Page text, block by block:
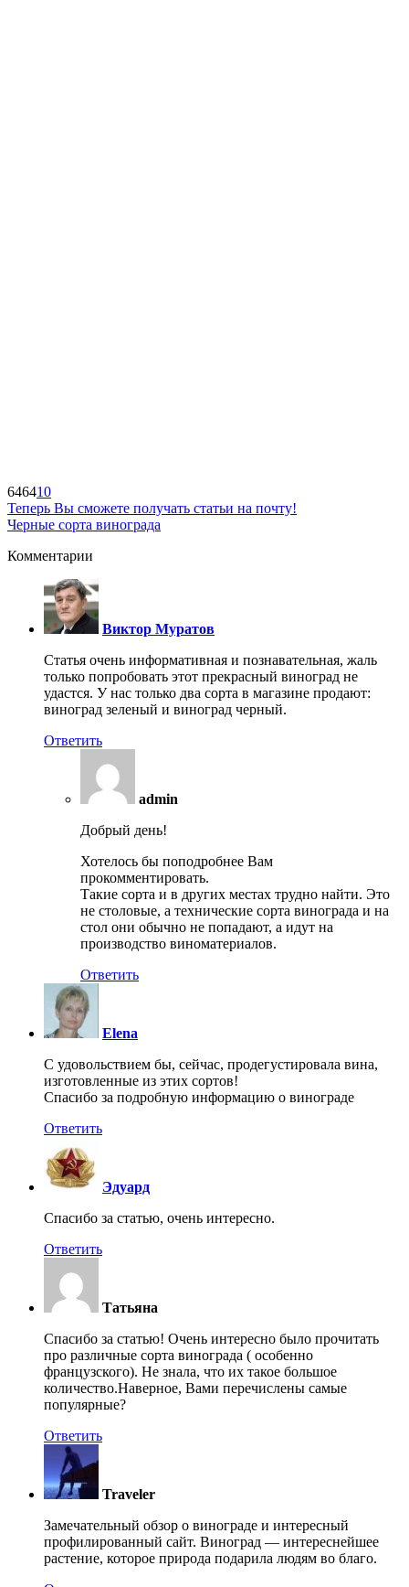
646410
Теперь Вы сможете получать статьи на почту!
Черные сорта винограда
Комментарии
Виктор Муратов
Статья очень информативная и познавательная, жаль
только попробовать этот прекрасный виноград не
удастся. У нас только два сорта в магазине продают:
виноград зеленый и виноград черный.
Ответить
admin
Добрый день!
Хотелось бы поподробнее Вам
прокомментировать.
Такие сорта и в других местах трудно найти. Это
не столовые, а технические сорта винограда и на
стол они обычно не попадают, а идут на
производство виноматериалов.
Ответить
Elena
С удовольствием бы, сейчас, продегустировала вина,
изготовленные из этих сортов!
Спасибо за подробную информацию о винограде
Ответить
Эдуард
Спасибо за статью, очень интересно.
Ответить
Татьяна
Спасибо за статью! Очень интересно было прочитать
про различные сорта винограда ( особенно
французского). Не знала, что их такое большое
количество.Наверное, Вами перечислены самые
популярные?
Ответить
Traveler
Замечательный обзор о винограде и интересный
профилированный сайт. Виноград — интереснейшее
растение, которое природа подарила людям во благо.